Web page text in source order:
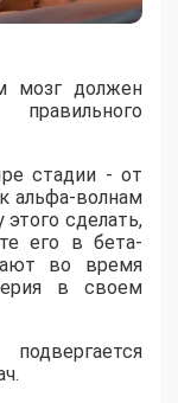
мозг должен
стадии - от
альфа-волнам
сделать,
его в бета-
во время
в своем